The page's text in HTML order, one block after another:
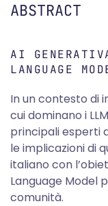
ABSTRACT
AI
LANGUAGE
In un contesto di
cui dominano i
principali esperti
le implicazioni di
italiano con
Language Model
comunità.